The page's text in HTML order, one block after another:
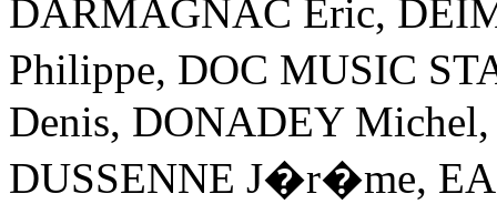
DARMAGNAC Eric,
Philippe, DOC MUSIC
Denis, DONADEY
DUSSENNE J�r�me,